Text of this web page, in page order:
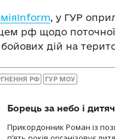
, у ГУР
рф щодо поточної
дій на
РФ ГУР МОУ
Борець за небо і
Прикордонник Роман із